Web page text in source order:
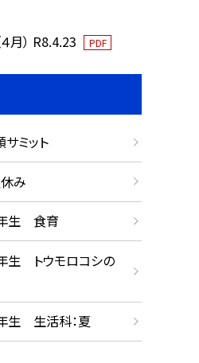
月） R8.4.23 PDF
ミット
み
生 食育
生 トウモロコシの
生 生活科：夏